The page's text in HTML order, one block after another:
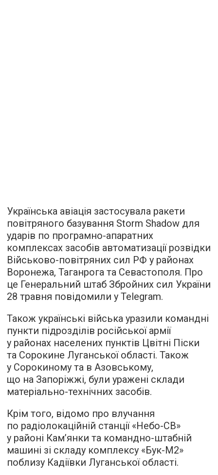
Українська авіація застосувала ракети
повітряного базування Storm Shadow для
ударів по програмно-апаратних
комплексах засобів автоматизації розвідки
Військово-повітряних сил РФ у районах
Воронежа, Таганрога та Севастополя. Про
це Генеральний штаб Збройних сил України
28 травня повідомили у Telegram.
Також українські війська уразили командні
пункти підрозділів російської армії
у районах населених пунктів Цвітні Піски
та Сорокине Луганської області. Також
у Сорокиному та в Азовському,
що на Запоріжжі, були уражені склади
матеріально-технічних засобів.
Крім того, відомо про влучання
по радіолокаційній станції «Небо-СВ»
у районі Кам’янки та командно-штабній
машині зі складу комплексу «Бук-М2»
поблизу Кадіївки Луганської області.